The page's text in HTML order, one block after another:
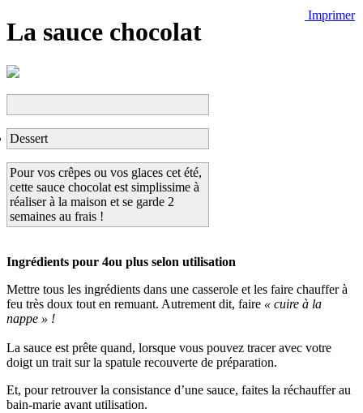
La sauce chocolat
Imprimer
Dessert
Pour vos crêpes ou vos glaces cet été,
cette sauce chocolat est simplissime à
réaliser à la maison et se garde 2
semaines au frais !
Ingrédients pour 4ou plus selon utilisation
Mettre tous les ingrédients dans une casserole et les faire chauffer à
feu très doux tout en remuant. Autrement dit, faire « cuire à la
nappe » !
La sauce est prête quand, lorsque vous pouvez tracer avec votre
doigt un trait sur la spatule recouverte de préparation.
Et, pour retrouver la consistance d’une sauce, faites la réchauffer au
bain-marie avant utilisation.